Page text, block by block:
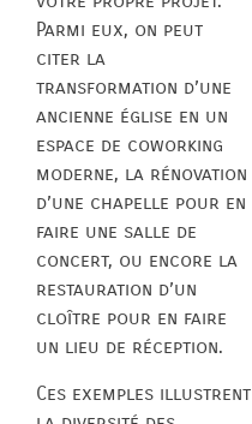
Parmi eux, on peut
citer la
transformation d’une
ancienne église en un
espace de coworking
moderne, la rénovation
d’une chapelle pour en
faire une salle de
concert, ou encore la
restauration d’un
cloître pour en faire
un lieu de réception.
Ces exemples illustrent